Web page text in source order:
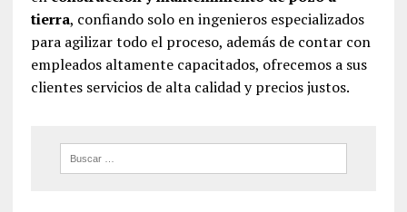
tierra, confiando solo en ingenieros especializados
para agilizar todo el proceso, además de contar con
empleados altamente capacitados, ofrecemos a sus
clientes servicios de alta calidad y precios justos.